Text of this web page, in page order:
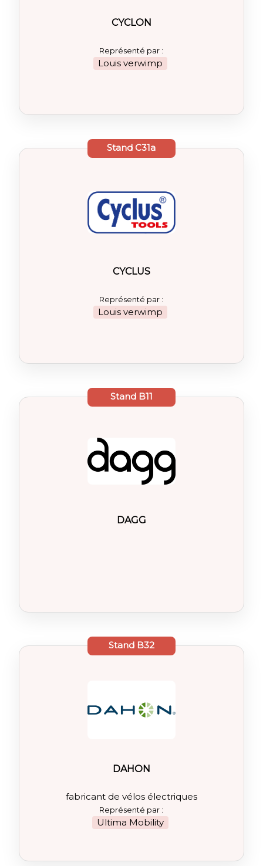
CYCLON
Représenté par :
Louis verwimp
Stand C31a
CYCLUS
Représenté par :
Louis verwimp
StandB11
DAGG
StandB32
DAHON
fabricant de vélos électriques
Représenté par :
Ultima Mobility